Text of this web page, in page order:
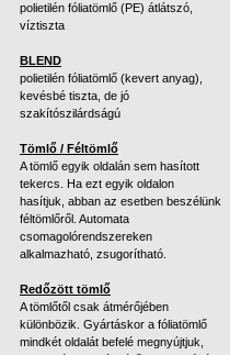
polietilén fóliatömlő (PE) átlátszó,
víztiszta
BLEND
polietilén fóliatömlő (kevert anyag),
kevésbé tiszta, de jó
szakítószilárdságú
Tömlő / Féltömlő
A tömlő egyik oldalán sem hasított
tekercs. Ha ezt egyik oldalon
hasítjuk, abban az esetben beszélünk
féltömlőről. Automata
csomagolórendszereken
alkalmazható, zsugorítható.
Redőzött tömlő
A tömlőtől csak átmérőjében
különbözik. Gyártáskor a fóliatömlő
mindkét oldalát befelé megnyújtjuk,